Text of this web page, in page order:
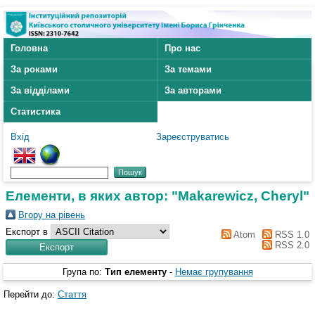
Головна
Про нас
За роками
За темами
За відділами
За авторами
Статистика
Вхід Зареєструватись
Елементи, в яких автор: "Makarewicz, Cheryl "
Вгору на рівень
Експорт в
Atom
RSS 1.0
RSS 2.0
Група по: Тип елементу - Немає групування
Перейти до: Стаття